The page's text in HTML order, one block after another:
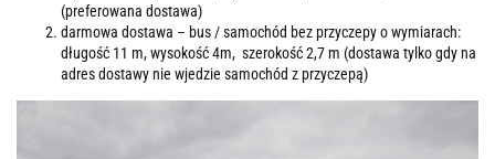
(preferowana dostawa)
darmowa dostawa – bus / samochód bez przyczepy o wymiarach:
długość 11 m, wysokość 4m, szerokość 2,7 m (dostawa tylko gdy na
adres dostawy nie wjedzie samochód z przyczepą)